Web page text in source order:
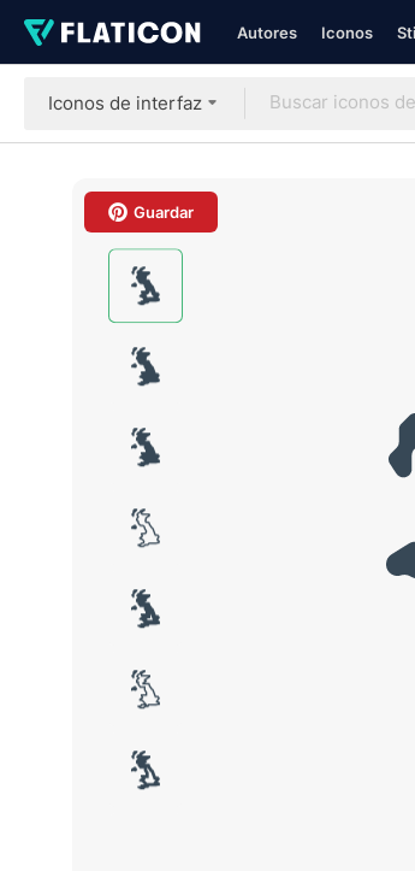
Autores Iconos
Iconos de interfaz
Guardar